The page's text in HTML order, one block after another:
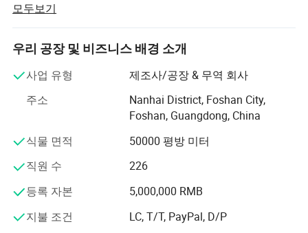
인 XINGJI 그룹은 150평방미터의 면적을 자랑하며 3개의
생산 공장(Foshan XINGJI 알루미늄 메인 회사, Foshan
BANIJIJIANG W&D 시스템 COMPAMY, Foshan CURMA 윈
및 100여 개의 Salemans를 운영하고 있습니다. 게다가, 우
리가 창문과 문을 만드는 30 세트 이상의 절단 기계가 있다,
이것은 우리가 우리의 고객을 위해 매달 40 000 평방 미터
이상의 용량을 제공할 수 있음을 의미합니다. 8개의 알루미
늄 침입 방지 장비 라인을 통해 매달 3만 톤 이상의 알루미
이 분야의 최고 브랜드 전문가이며 제품 개발 트렌드를 전
문적으로 다루는 강력한 연구 개발 팀이 있습니다. 또한 디
자인, 수석 디자인은 인간의 문화와 지능형 기술을 완전히
모두보기
우리 공장 및 비즈니스 배경 소개
사업 유형
제조사/공장 & 무역 회사
주소
Nanhai District, Foshan City,
Foshan, Guangdong, China
식물 면적
50000 평방 미터
직원 수
226
등록 자본
5,000,000 RMB
지불 조건
LC, T/T, PayPal, D/P